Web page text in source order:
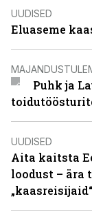
UUDISED
Eluaseme
Puhk ja
UUDISED
Aita kaitsta
loodust – ära
„kaasreisijaid“